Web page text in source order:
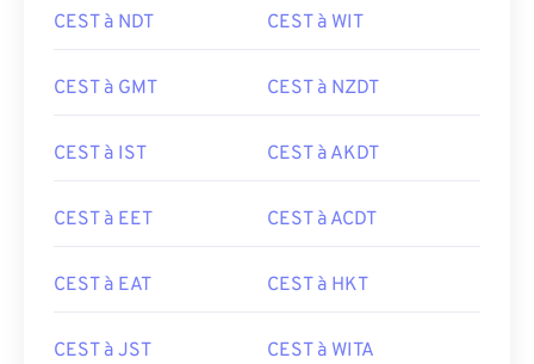
CEST à NDT CEST à WIT
CEST à GMT CEST à NZDT
CEST à IST CEST à AKDT
CEST à EET CEST à ACDT
CEST à EAT CEST à HKT
CEST à JST CEST à WITA